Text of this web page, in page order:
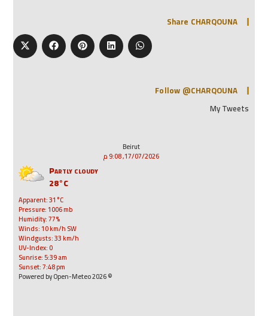
Share CHARQOUNA
Follow @CHARQOUNA
My Tweets
Beirut
17/07/2026, 9:08 م
Partly cloudy
28°C
Apparent: 31°C
Pressure: 1006 mb
Humidity: 77%
Winds: 10 km/h SW
Windgusts: 33 km/h
UV-Index: 0
Sunrise: 5:39 am
Sunset: 7:48 pm
© 2026 Powered by Open-Meteo